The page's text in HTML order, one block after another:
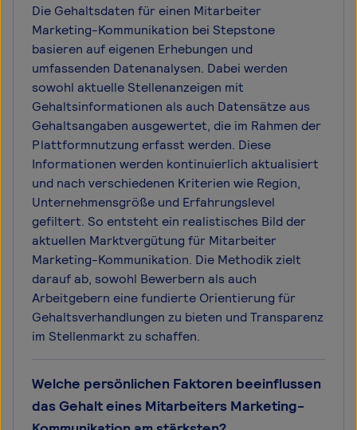
Die Gehaltsdaten für einen Mitarbeiter
Marketing-Kommunikation bei Stepstone
basieren auf eigenen Erhebungen und
umfassenden Datenanalysen. Dabei werden
sowohl aktuelle Stellenanzeigen mit
Gehaltsinformationen als auch Datensätze aus
Gehaltsangaben ausgewertet, die im Rahmen der
Plattformnutzung erfasst werden. Diese
Informationen werden kontinuierlich aktualisiert
und nach verschiedenen Kriterien wie Region,
Unternehmensgröße und Erfahrungslevel
gefiltert. So entsteht ein realistisches Bild der
aktuellen Marktvergütung für Mitarbeiter
Marketing-Kommunikation. Die Methodik zielt
darauf ab, sowohl Bewerbern als auch
Arbeitgebern eine fundierte Orientierung für
Gehaltsverhandlungen zu bieten und Transparenz
im Stellenmarkt zu schaffen.
Welche persönlichen Faktoren beeinflussen
das Gehalt eines Mitarbeiters Marketing-